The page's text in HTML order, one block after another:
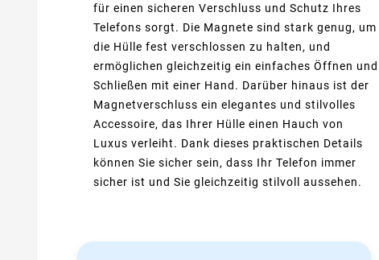
für einen sicheren Verschluss und Schutz Ihres
Telefons sorgt. Die Magnete sind stark genug, um
die Hülle fest verschlossen zu halten, und
ermöglichen gleichzeitig ein einfaches Öffnen und
Schließen mit einer Hand. Darüber hinaus ist der
Magnetverschluss ein elegantes und stilvolles
Accessoire, das Ihrer Hülle einen Hauch von
Luxus verleiht. Dank dieses praktischen Details
können Sie sicher sein, dass Ihr Telefon immer
sicher ist und Sie gleichzeitig stilvoll aussehen.